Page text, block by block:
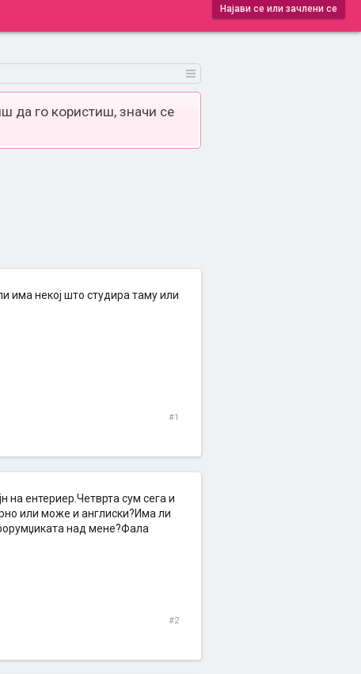
Најави се или зачлени се
да го користиш, значи се
има некој што студира таму или
#1
ентериер.Четврта сум сега и
или може и англиски?Има ли
над мене?Фала
#2